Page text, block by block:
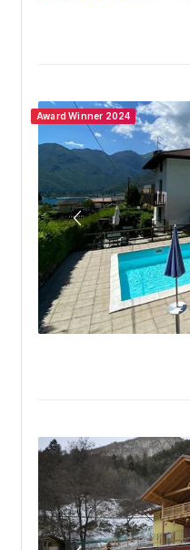
Award Winner 2024